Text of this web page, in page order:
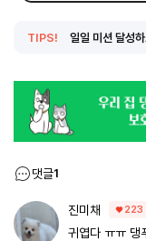
TIPS! 일일 미션 달성
댓글1
진미채 223
귀엽다 ㅠㅠ 댕